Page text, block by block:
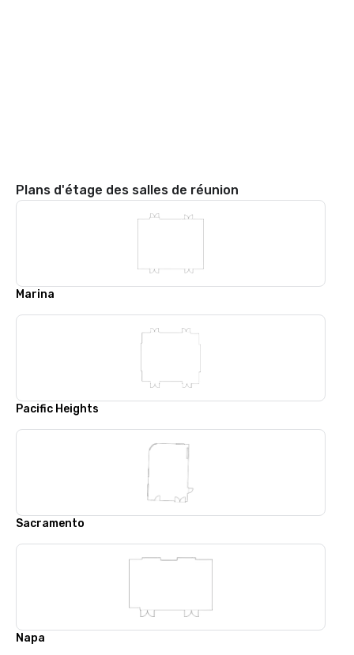
Plans d'étage des salles de réunion
Marina
Pacific Heights
Sacramento
Napa